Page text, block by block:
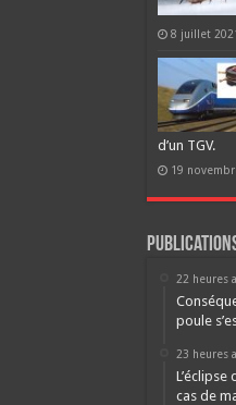
8 juillet
d’un TGV.
19
22 heures
poule
23 heures
cas de